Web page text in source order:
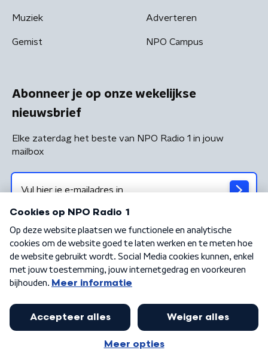
Muziek
Gemist
Adverteren
NPO Campus
Abonneer je op onze wekelijkse
nieuwsbrief
Elke zaterdag het beste van NPO Radio 1 in jouw
mailbox
Algemene voorwaarden